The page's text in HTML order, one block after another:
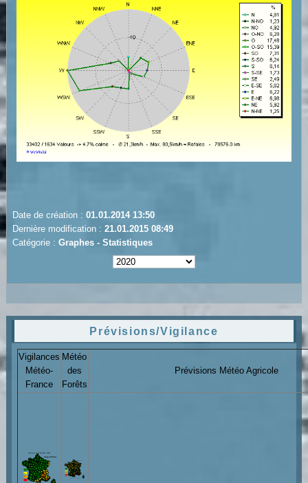
Date de création : 01.01.2014 13:50
Dernière modification : 21.01.2015 08:49
Catégorie : Graphes - Statistiques
Prévisions/Vigilance
Vigilances
Météo-
France
Météo
des
Forêts
Prévisions Météo Agricole